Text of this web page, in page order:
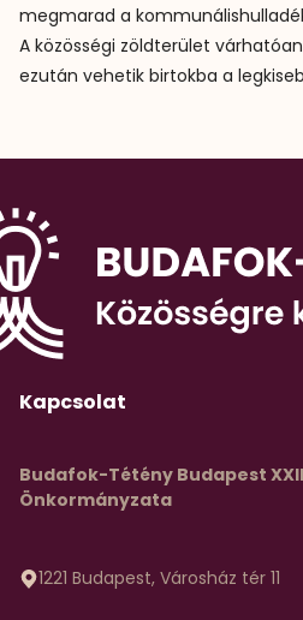
megmarad a
A közösségi zöldterület
ezután vehetik birtokba a
Kapcsolat
Budafok-Tétény Budapest
Önkormányzata
1221 Budapest, Városház tér 11